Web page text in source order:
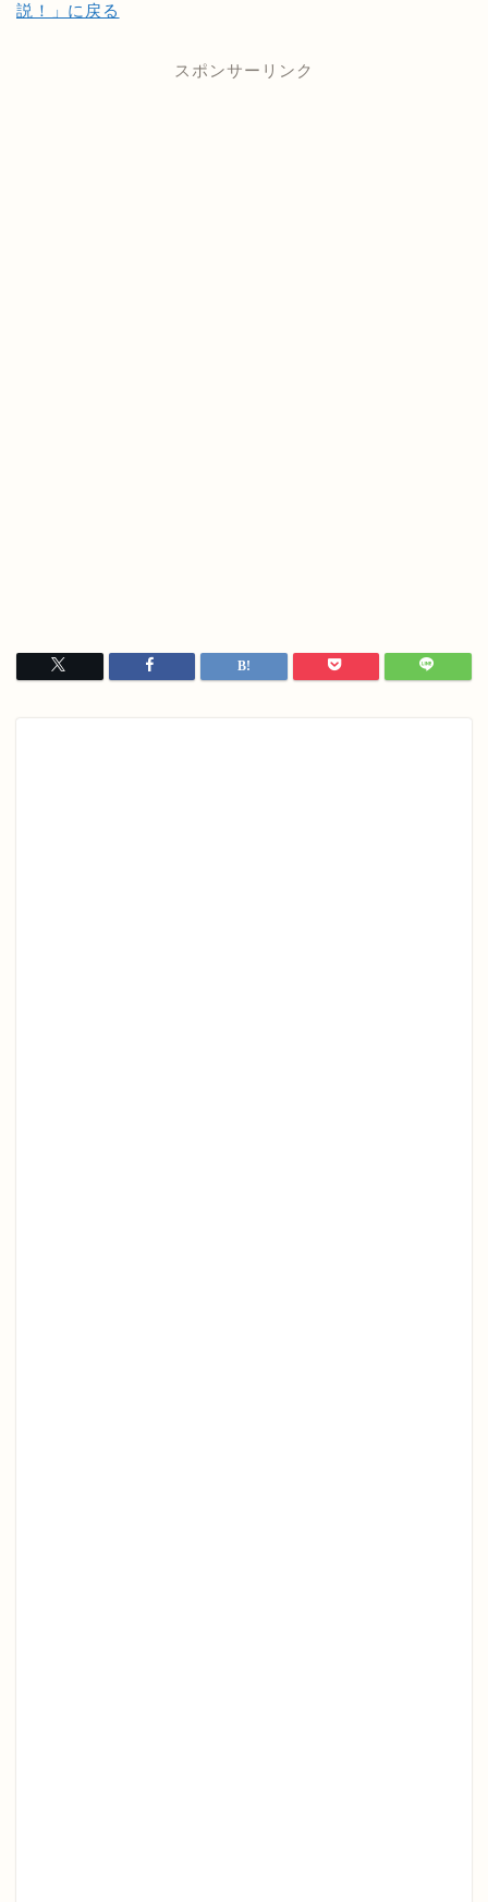
説！」に戻る
スポンサーリンク